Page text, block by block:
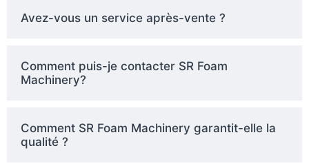
Avez-vous un service après-vente ?
Comment puis-je contacter SR Foam
Machinery?
Comment SR Foam Machinery garantit-elle la
qualité ?